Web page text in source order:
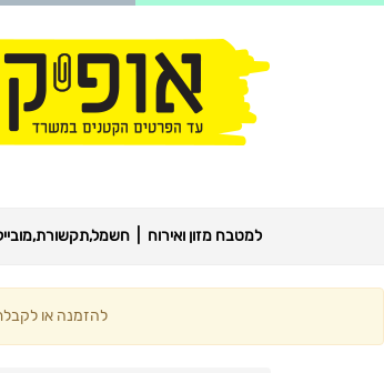
למטבח מזון ואירוח
להזמנה או